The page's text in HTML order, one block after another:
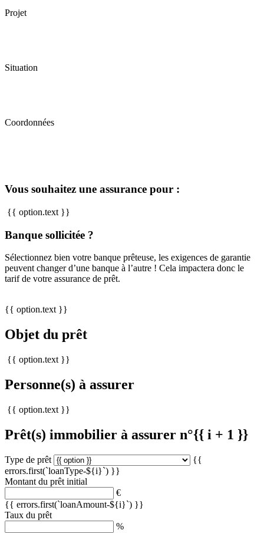
Projet
Situation
Coordonnées
Vous souhaitez une assurance pour :
{{ option.text }}
Banque sollicitée ?
Sélectionnez bien votre banque prêteuse, les exigences de garantie
peuvent changer d’une banque à l’autre ! Cela impactera donc le
tarif de votre assurance de prêt.
{{ option.text }}
Objet du prêt
{{ option.text }}
Personne(s) à assurer
{{ option.text }}
Prêt(s) immobilier à assurer n°{{ i + 1 }}
Type de prêt
{{
errors.first(`loanType-${i}`) }}
Montant du prêt initial
€
{{ errors.first(`loanAmount-${i}`) }}
Taux du prêt
%